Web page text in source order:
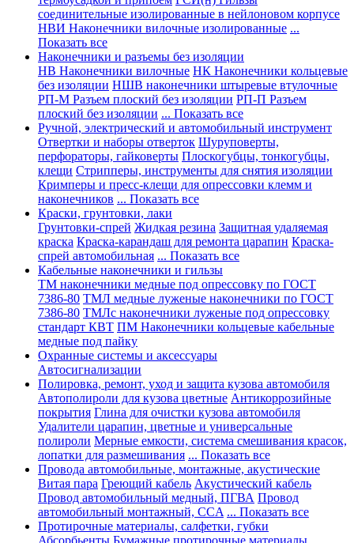
соединительные изолированные в нейлоновом корпусе
НВИ Наконечники вилочные изолированные ...
Показать все
Наконечники и разъемы без изоляции
НВ Наконечники вилочные НК Наконечники кольцевые
без изоляции НШВ наконечники штыревые втулочные
РП-М Разъем плоский без изоляции РП-П Разъем
плоский без изоляции ... Показать все
Ручной, электрический и автомобильный инструмент
Отвертки и наборы отверток Шуруповерты,
перфораторы, гайковерты Плоскогубцы, тонкогубцы,
клещи Стрипперы, инструменты для снятия изоляции
Кримперы и пресс-клещи для опрессовки клемм и
наконечников ... Показать все
Краски, грунтовки, лаки
Грунтовки-спрей Жидкая резина Защитная удаляемая
краска Краска-карандаш для ремонта царапин Краска-
спрей автомобильная ... Показать все
Кабельные наконечники и гильзы
ТМ наконечники медные под опрессовку по ГОСТ
7386-80 ТМЛ медные луженые наконечники по ГОСТ
7386-80 ТМЛс наконечники луженые под опрессовку
стандарт КВТ ПМ Наконечники кольцевые кабельные
медные под пайку
Охранные системы и аксессуары
Автосигнализации
Полировка, ремонт, уход и защита кузова автомобиля
Автополироли для кузова цветные Антикоррозийные
покрытия Глина для очистки кузова автомобиля
Удалители царапин, цветные и универсальные
полироли Мерные емкости, система смешивания красок,
лопатки для размешивания ... Показать все
Провода автомобильные, монтажные, акустические
Витая пара Греющий кабель Акустический кабель
Провод автомобильный медный, ПГВА Провод
автомобильный монтажный, CCA ... Показать все
Протирочные материалы, салфетки, губки
Абсорбьенты Бумажные протирочные материалы